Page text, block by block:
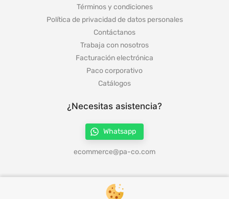
Términos y condiciones
Política de privacidad de datos personales
Contáctanos
Trabaja con nosotros
Facturación electrónica
Paco corporativo
Catálogos
¿Necesitas asistencia?
Whatsapp
ecommerce@pa-co.com